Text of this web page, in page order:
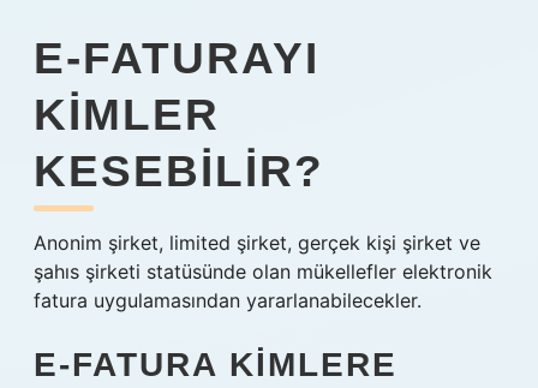
E-FATURAYI
KIMLER
KESEBILIR?
Anonim şirket, limited şirket, gerçek kişi şirket ve
şahıs şirketi statüsünde olan mükellefler elektronik
fatura uygulamasından yararlanabilecekler.
E-FATURA KIMLERE